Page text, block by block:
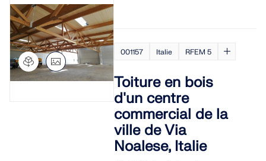
001157 Italie RFEM 5
Toiture en bois
d'un centre
commercial de la
ville de Via
Noalese, Italie